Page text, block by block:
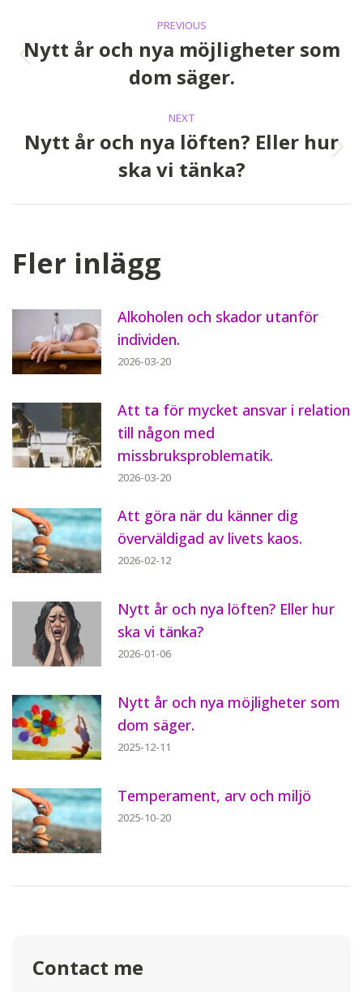
navigation
PREVIOUS
Previous
post:
Nytt år och nya möjligheter som
dom säger.
NEXT
Next
post:
Nytt år och nya löften? Eller hur
ska vi tänka?
Fler inlägg
Alkoholen och skador utanför
individen.
2026-03-20
Att ta för mycket ansvar i relation
till någon med
missbruksproblematik.
2026-03-20
Att göra när du känner dig
överväldigad av livets kaos.
2026-02-12
Nytt år och nya löften? Eller hur
ska vi tänka?
2026-01-06
Nytt år och nya möjligheter som
dom säger.
2025-12-11
Temperament, arv och miljö
2025-10-20
Contact me